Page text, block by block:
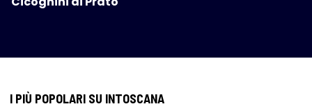
I PIÙ POPOLARI SU INTOSCANA